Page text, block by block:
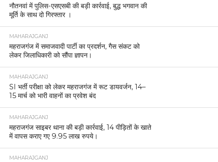
नौतनवां में पुलिस-एसएसबी की बड़ी कार्रवाई, बुद्ध भगवान की
मूर्ति के साथ दो गिरफ्तार ।
MAHARAJGANJ
महराजगंज में समाजवादी पार्टी का प्रदर्शन, गैस संकट को
लेकर जिलाधिकारी को सौंपा ज्ञापन।
MAHARAJGANJ
SI भर्ती परीक्षा को लेकर महराजगंज में रूट डायवर्जन, 14–
15 मार्च को भारी वाहनों का प्रवेश बंद
MAHARAJGANJ
महराजगंज साइबर थाना की बड़ी कार्रवाई, 14 पीड़ितों के खाते
में वापस कराए गए 9.95 लाख रुपये।
MAHARAJGANJ